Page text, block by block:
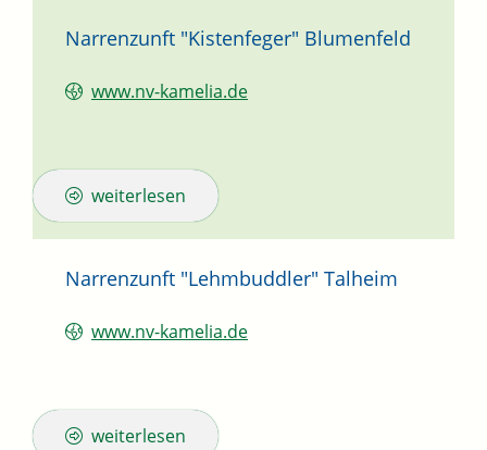
Narrenzunft "Kistenfeger" Blumenfeld
www.nv-kamelia.de
weiterlesen
Narrenzunft "Lehmbuddler" Talheim
www.nv-kamelia.de
weiterlesen